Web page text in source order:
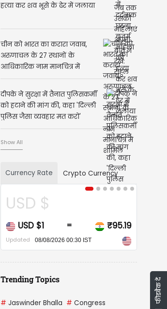
हत्या कर शव भूसे के ढेर में जलाया
चीन को भारत का करारा जवाब,
अरुणाचल के 27 स्थानों के
आधिकारिक नाम मानचित्र में
शामिल
दीपके ने सुरक्षा में तैनात पुलिसकर्मी
को हटाने की मांग की, कहा 'दिल्ली
पुलिस जैसा व्यवहार मत करो'
Show All
Currency Rate Crypto Currency
USD $
USD $1 = ₹95.19
Updated 08/08/2026 00:30 IST
Trending Topics
# Jaswinder Bhalla # Congress
फीडबैक दें